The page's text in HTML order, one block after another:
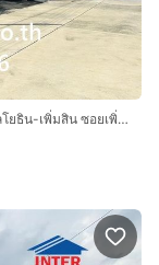
ทาวน์เฮ้าส์ 2 ชั้น 19.8 ตร.ว. หมู่บ้านพฤกษาวิลล์96 พหลโยธิน-เพิ่มสิน ซอยเพิ่มสิน30-2 (ซอยเนียมนำผล) ถนนเพิ่มสิน ถนนพหลโยธิน ถนนสุขาภิบาล5